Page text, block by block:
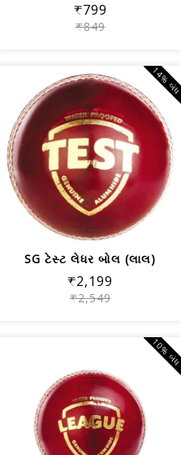
₹799
₹849
SG ટેસ્ટ લેધર બોલ (લાલ)
₹2,199
₹2,549
14%
10%